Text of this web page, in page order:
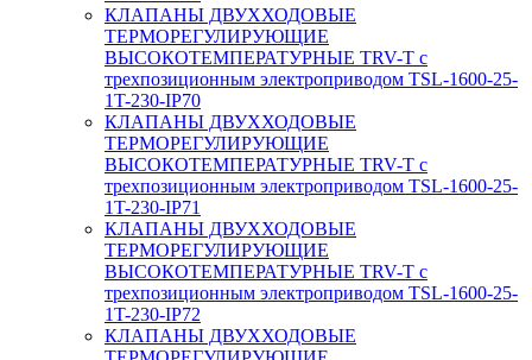
КЛАПАНЫ ДВУХХОДОВЫЕ
ТЕРМОРЕГУЛИРУЮЩИЕ
ВЫСОКОТЕМПЕРАТУРНЫЕ TRV-T с
трехпозиционным электроприводом TSL-1600-25-
1T-230-IP70
КЛАПАНЫ ДВУХХОДОВЫЕ
ТЕРМОРЕГУЛИРУЮЩИЕ
ВЫСОКОТЕМПЕРАТУРНЫЕ TRV-T с
трехпозиционным электроприводом TSL-1600-25-
1T-230-IP71
КЛАПАНЫ ДВУХХОДОВЫЕ
ТЕРМОРЕГУЛИРУЮЩИЕ
ВЫСОКОТЕМПЕРАТУРНЫЕ TRV-T с
трехпозиционным электроприводом TSL-1600-25-
1T-230-IP72
КЛАПАНЫ ДВУХХОДОВЫЕ